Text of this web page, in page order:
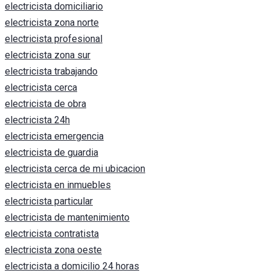
electricista domiciliario
electricista zona norte
electricista profesional
electricista zona sur
electricista trabajando
electricista cerca
electricista de obra
electricista 24h
electricista emergencia
electricista de guardia
electricista cerca de mi ubicacion
electricista en inmuebles
electricista particular
electricista de mantenimiento
electricista contratista
electricista zona oeste
electricista a domicilio 24 horas